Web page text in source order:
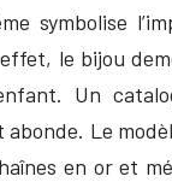
symbolise
le bijou
Un
Le
en or et